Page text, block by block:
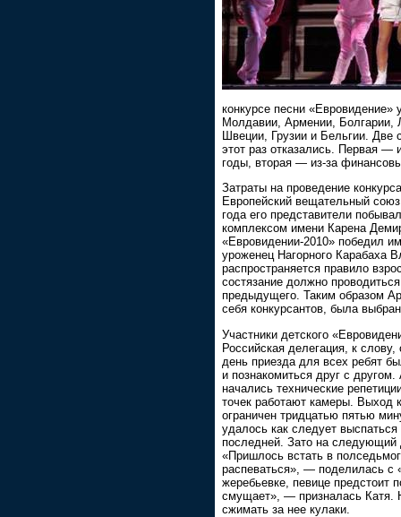
конкурсе песни
Молдавии, Армении, Болгарии,
Швеции, Грузии и Бельгии.
этот раз отказались. Первая —
годы, вторая — из-за
Затраты на проведение
Европейский вещательный
года его представители
комплексом имени Карена
«Евровидении-2010» победил
уроженец Нагорного Карабаха
распространяется правило
состязание должно
предыдущего. Таким образом
себя конкурсантов, была
Участники детского
Российская делегация, к
день приезда для всех ребят
и познакомиться друг с
начались технические
точек работают камеры. Выход
ограничен тридцатью пятью
удалось как следует
последней. Зато на следующий
«Пришлось встать в
распеваться», — поделилась с
жеребьевке, певице предстоит
смущает», — призналась Катя.
сжимать за нее кулаки.